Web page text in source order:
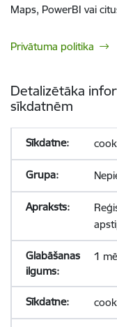
Maps, PowerBI vai
Privātuma politika
Detalizētāka
sīkdatnēm
1